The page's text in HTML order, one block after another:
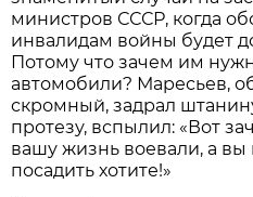
министров СССР, когда
инвалидам войны будет
Потому что зачем им
автомобили? Маресьев,
скромный, задрал
протезу, вспылил: «Вот
вашу жизнь воевали, а вы
посадить хотите!»